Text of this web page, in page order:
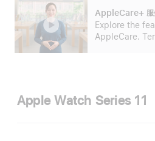
AppleCare+ 服
Explore the
AppleCare.
Apple Watch Series 11